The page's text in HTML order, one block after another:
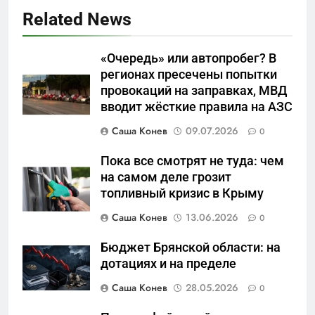
Related News
«Очередь» или автопробег? В
регионах пресечены попытки
провокаций на заправках, МВД
вводит жёсткие правила на АЗС
Саша Конев
09.07.2026 0
Пока все смотрят не туда: чем
на самом деле грозит
топливный кризис в Крыму
Саша Конев
13.06.2026 0
Бюджет Брянской области: на
дотациях и на пределе
Саша Конев
28.05.2026 0
Что происходит в
калининградском анклаве:
военные изымают спирт «для
защиты Отечества»
САНКТ-ПЕТЕРБУРГ И ОБЛАСТЬ
«500-тонный беспилотник»
или очередная показуха? Что
скрывает российский ВМФ
7
Перезагрузка в Удмуртии:
результат управленческих